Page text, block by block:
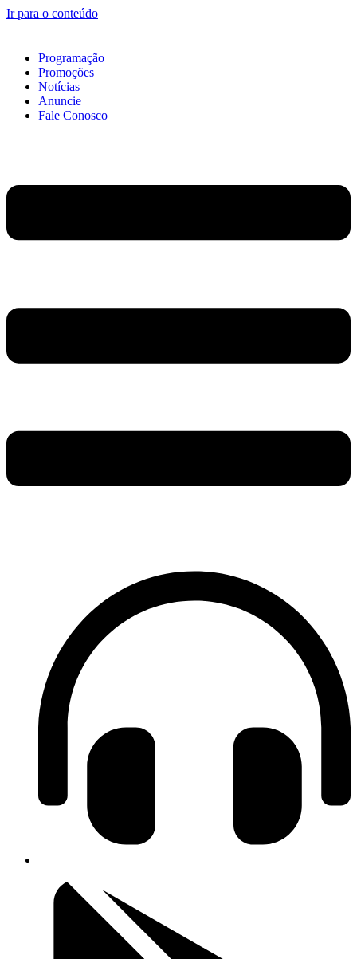
Ir para o conteúdo
Programação
Promoções
Notícias
Anuncie
Fale Conosco